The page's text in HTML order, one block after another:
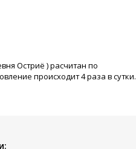
Остриё ) расчитан по
происходит 4 раза в сутки.